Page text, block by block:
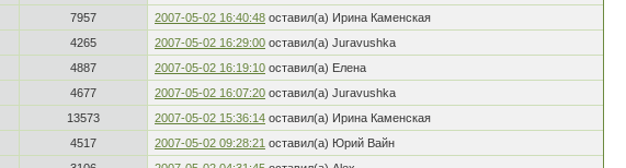
7957 2007-05-02 16:40:48 оставил(а) Ирина Каменская
4265 2007-05-02 16:29:00 оставил(а) Juravushka
4887 2007-05-02 16:19:10 оставил(а) Елена
4677 2007-05-02 16:07:20 оставил(а) Juravushka
13573 2007-05-02 15:36:14 оставил(а) Ирина Каменская
4517 2007-05-02 09:28:21 оставил(а) Юрий Вайн